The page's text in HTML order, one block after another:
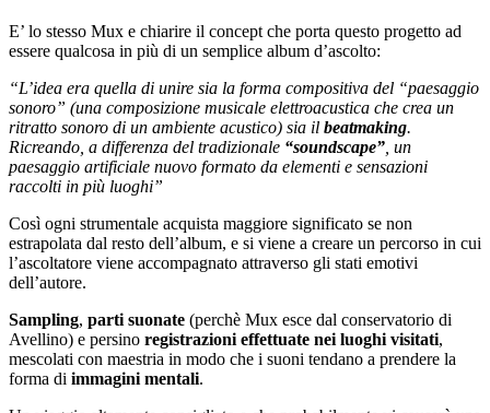
E’ lo stesso Mux e chiarire il concept che porta questo progetto ad
essere qualcosa in più di un semplice album d’ascolto:
“L’idea era quella di unire sia la forma compositiva del “paesaggio
sonoro” (una composizione musicale elettroacustica che crea un
ritratto sonoro di un ambiente acustico) sia il beatmaking.
Ricreando, a differenza del tradizionale “soundscape” , un
paesaggio artificiale nuovo formato da elementi e sensazioni
raccolti in più luoghi”
Così ogni strumentale acquista maggiore significato se non
estrapolata dal resto dell’album, e si viene a creare un percorso in cui
l’ascoltatore viene accompagnato attraverso gli stati emotivi
dell’autore.
Sampling, parti suonate (perchè Mux esce dal conservatorio di
Avellino) e persino registrazioni effettuate nei luoghi visitati,
mescolati con maestria in modo che i suoni tendano a prendere la
forma di immagini mentali.